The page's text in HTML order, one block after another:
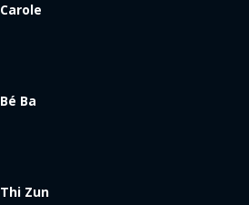
Carole
Bé Ba
Thi Zun